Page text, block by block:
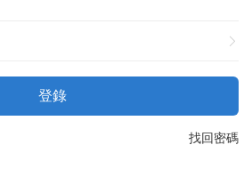
登錄
找回密碼